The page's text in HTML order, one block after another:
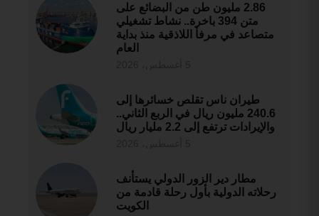
2.86 مليون طن من البضائع على
متن 394 باخرة.. نشاط تشغيلي
متصاعد في مرفأ اللاذقية منذ بداية
العام
طيران ناس تقلص خسائرها إلى
240.6 مليون ريال في الربع الثاني..
والإيرادات ترتفع إلى 2.2 مليار ريال
مطار دير الزور الدولي يستأنف
رحلاته الدولية بأول رحلة قادمة من
الكويت